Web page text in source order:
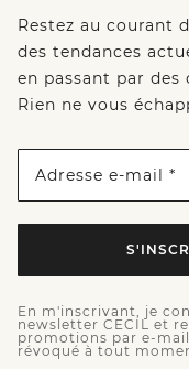
Restez au courant
des tendances
en passant par
Rien ne vous
Adresse e-mail *
En m'inscrivant, je
newsletter CECIL et
promotions par e-
révoqué à tout